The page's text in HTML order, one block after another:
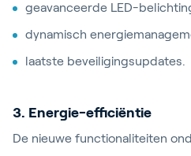
geavanceerde LED-
dynamisch
laatste beveiligingsupdates.
3. Energie-efficiëntie
De nieuwe functionaliteiten